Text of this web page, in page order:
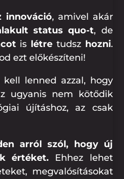
innováció, amivel akár
status quo-t, de
is létre tudsz hozni.
ezt előkészíteni!
kell lenned azzal, hogy
ugyanis nem kötődik
újításhoz, az csak
arról szól, hogy új
értéket. Ehhez lehet
megvalósításokat